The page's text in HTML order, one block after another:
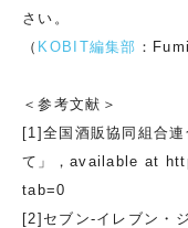
さい。
（ KOBIT編集部 ：
＜参考文献＞
[1]全国酒販協同組合
て」，available at
tab=0
[2]セブン‐イレブン・